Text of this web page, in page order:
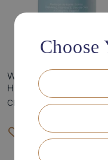
Waves Styling Cream
Hiven
CHF37.00
Choose